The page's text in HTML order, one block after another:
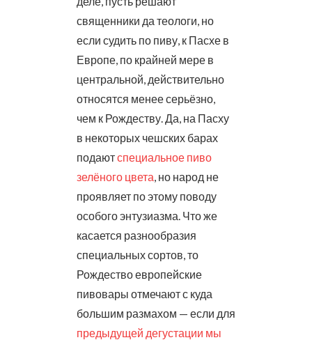
священники да теологи, но
если судить по пиву, к Пасхе в
Европе, по крайней мере в
центральной, действительно
относятся менее серьёзно,
чем к Рождеству. Да, на Пасху
в некоторых чешских барах
подаютспециальное пиво
зелёного цвета, но народ не
проявляет по этому поводу
особого энтузиазма. Что же
касается разнообразия
специальных сортов, то
Рождество европейские
пивовары отмечают с куда
большим размахом — если для
предыдущей дегустации мы